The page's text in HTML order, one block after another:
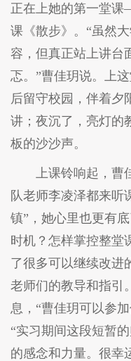
正在上她的第一堂
课《散步》。“虽然
容，但真正站上讲台
忑。”曹佳玥说。上
后留守校园，伴着夕
讲；夜沉了，亮灯的
板的沙沙声。
上课铃响起，
队老师李凌泽都来听
镇”，她心里也更有
时机？怎样掌控整堂
了很多可以继续改进
老师们的教导和指引
息，“曹佳玥可以参
“实习期间这段短暂
的感念和力量。很幸